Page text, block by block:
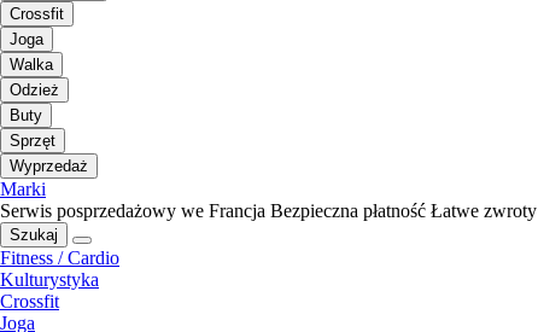
Crossfit
Joga
Walka
Odzież
Buty
Sprzęt
Wyprzedaż
Marki
Serwis posprzedażowy we Francja Bezpieczna płatność Łatwe zwroty
Szukaj
Fitness / Cardio
Kulturystyka
Crossfit
Joga